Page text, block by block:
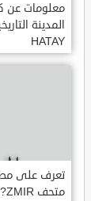
معلومات عن
HATAY
تعرف على
متحف YOLO ART & LOUNGE ?ZMIR